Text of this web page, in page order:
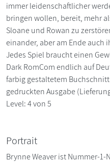
immer leidenschaftlicher
bringen wollen, bereit, mehr
Sloane und Rowan zu
einander, aber am Ende auch
Jedes Spiel braucht einen
Dark RomCom endlich auf
farbig gestaltetem
gedruckten Ausgabe
Level: 4 von 5
Portrait
Brynne Weaver ist Nummer-1-